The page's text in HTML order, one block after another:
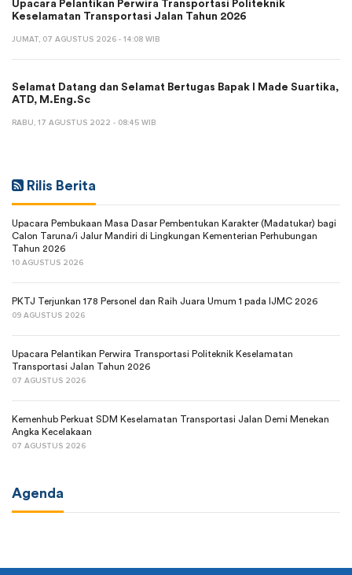
Upacara Pelantikan Perwira Transportasi Politeknik
Keselamatan Transportasi Jalan Tahun 2026
JUMAT, 07 AGUSTUS 2026 - 14:08 WIB
Selamat Datang dan Selamat Bertugas Bapak I Made Suartika,
ATD, M.Eng.Sc
RABU, 17 AGUSTUS 2022 - 08:45 WIB
Rilis Berita
Upacara Pembukaan Masa Dasar Pembentukan Karakter (Madatukar) bagi
Calon Taruna/i Jalur Mandiri di Lingkungan Kementerian Perhubungan
Tahun 2026
10 AGUSTUS 2026
PKTJ Terjunkan 178 Personel dan Raih Juara Umum 1 pada IJMC 2026
09 AGUSTUS 2026
Upacara Pelantikan Perwira Transportasi Politeknik Keselamatan
Transportasi Jalan Tahun 2026
07 AGUSTUS 2026
Kemenhub Perkuat SDM Keselamatan Transportasi Jalan Demi Menekan
Angka Kecelakaan
07 AGUSTUS 2026
Agenda